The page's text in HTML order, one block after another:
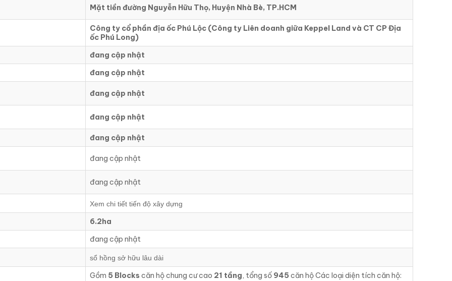
Mặt tiền đường Nguyễn Hữu Thọ, Huyện Nhà Bè, TP.HCM
Công ty cổ phần địa ốc Phú Lộc (Công ty Liên doanh giữa Keppel Land và CT CP Địa
ốc Phú Long)
đang cập nhật
đang cập nhật
đang cập nhật
đang cập nhật
đang cập nhật
đang cập nhật
đang cập nhật
Xem chi tiết tiến độ xây dựng
6.2ha
đang cập nhật
sổ hồng sở hữu lâu dài
Gồm 5 Blocks căn hộ chung cư cao 21 tầng, tổng số 945 căn hộ Các loại diện tích căn hộ: